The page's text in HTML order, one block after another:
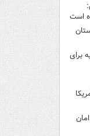
است
برای